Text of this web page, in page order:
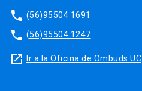
phone (56)95504 1691
phone (56)95504 1247
launch Ir a la Oficina de Ombuds UC